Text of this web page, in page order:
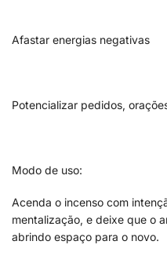
Afastar energias negativas
Potencializar pedidos,
Modo de uso:
Acenda o incenso com
mentalização, e deixe que o
abrindo espaço para o novo.